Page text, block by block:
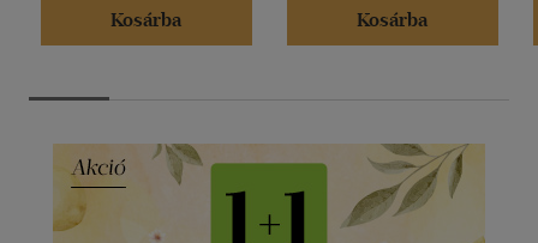
Kosárba
Kosárba